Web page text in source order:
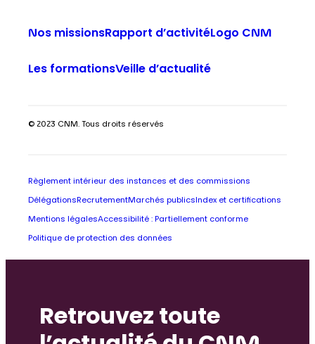
Nos missionsRapport d’activitéLogo CNM
Les formationsVeille d’actualité
© 2023 CNM. Tous droits réservés
Règlement intérieur des instances et des commissions
Délégations RecrutementMarchés publics Index et certifications
Mentions légalesAccessibilité : Partiellement conforme
Politique de protection des données
Retrouvez toute